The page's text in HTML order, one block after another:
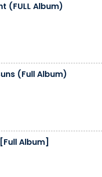
(FULL Album)
(Full Album)
Album]